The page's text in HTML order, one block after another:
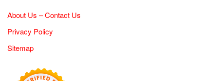
About Us – Contact Us
Privacy Policy
Sitemap